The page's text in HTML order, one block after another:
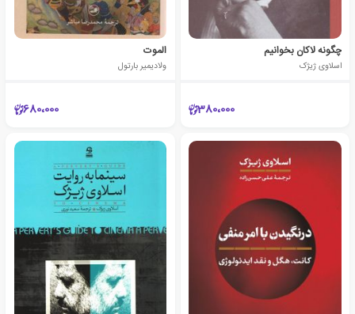
چگونه لاکان بخوانیم
اسلاوی ژیژک
380،000
الموت
ولادیمیر بارتول
680،000